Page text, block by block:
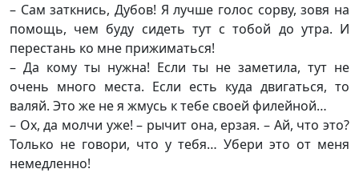
– Сам заткнись, Дубов! Я лучше голос сорву, зовя на
помощь, чем буду сидеть тут с тобой до утра. И
перестань ко мне прижиматься!
– Да кому ты нужна! Если ты не заметила, тут не
очень много места. Если есть куда двигаться, то
валяй. Это же не я жмусь к тебе своей филейной…
– Ох, да молчи уже! – рычит она, ерзая. – Ай, что это?
Только не говори, что у тебя… Убери это от меня
немедленно!